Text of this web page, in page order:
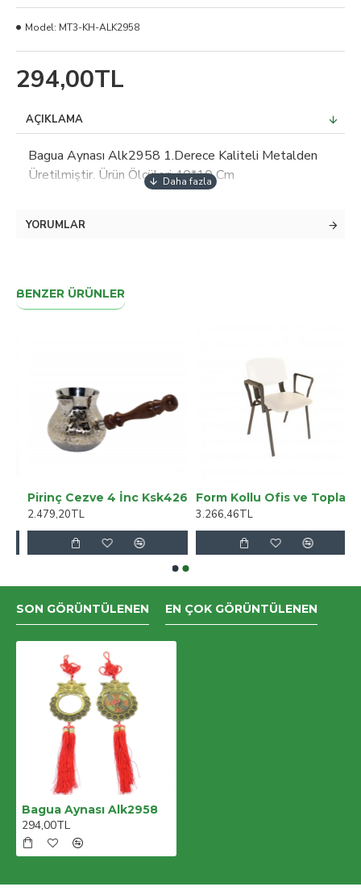
294,00TL
Model: MT3-KH-ALK2958
AÇIKLAMA
Bagua Aynası Alk2958 1.Derece Kaliteli Metalden
Üretilmiştir. Ürün Ölçüleri 40*10 Cm
YORUMLAR
BENZER ÜRÜNLER
Pirinç Cezve 4 İnc Ksk426
2.479,20TL
Form Kollu Ofis ve Toplantı Sandalyesi - Beyaz
3.266,46TL
SON GÖRÜNTÜLENEN EN ÇOK GÖRÜNTÜLENEN
Bagua Aynası Alk2958
294,00TL